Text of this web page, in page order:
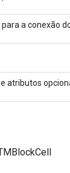
a conexão
atributos